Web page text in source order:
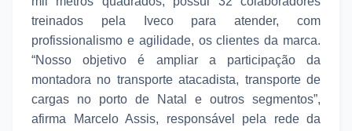
treinados pela Iveco para atender, com
profissionalismo e agilidade, os clientes da marca.
“Nosso objetivo é ampliar a participação da
montadora no transporte atacadista, transporte de
cargas no porto de Natal e outros segmentos”,
afirma Marcelo Assis, responsável pela rede da